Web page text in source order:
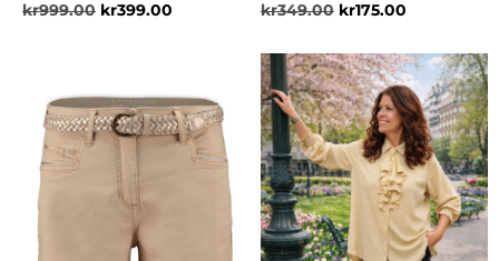
kr999.00 kr399.00 kr349.00 kr175.00